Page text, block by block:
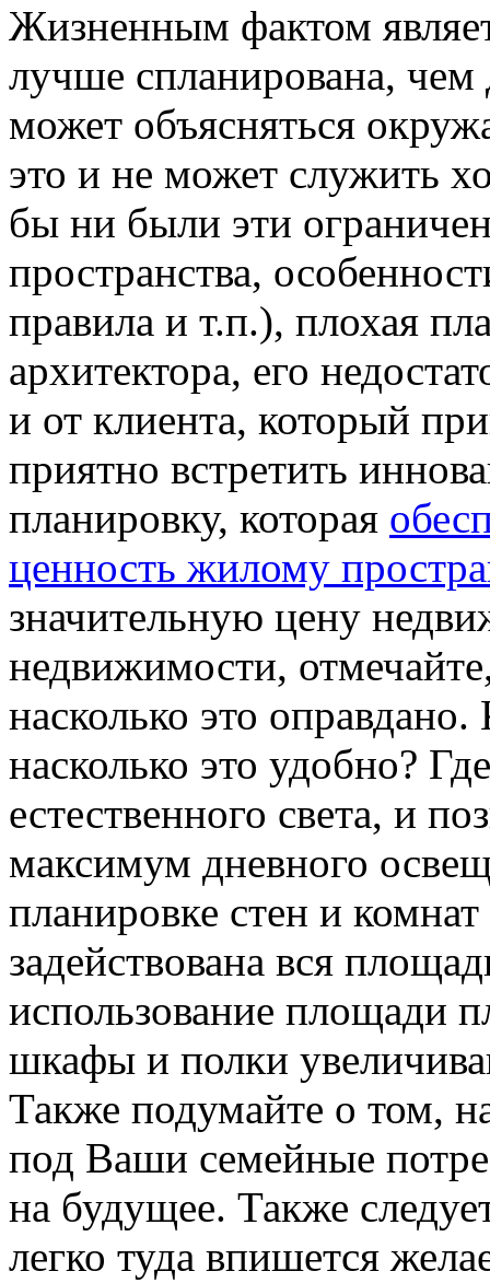
Жизненным фактом
лучше спланирована, чем
может объясняться
это и не может служить
бы ни были эти
пространства,
правила и т.п.), плохая
архитектора, его
и от клиента, который
приятно встретить
планировку, которая
ценность жилому
значительную цену
недвижимости,
насколько это
насколько это удобно?
естественного света, и
максимум дневного
планировке стен и
задействована вся
использование площади
шкафы и полки
Также подумайте о том,
под Ваши семейные
на будущее. Также
легко туда впишется